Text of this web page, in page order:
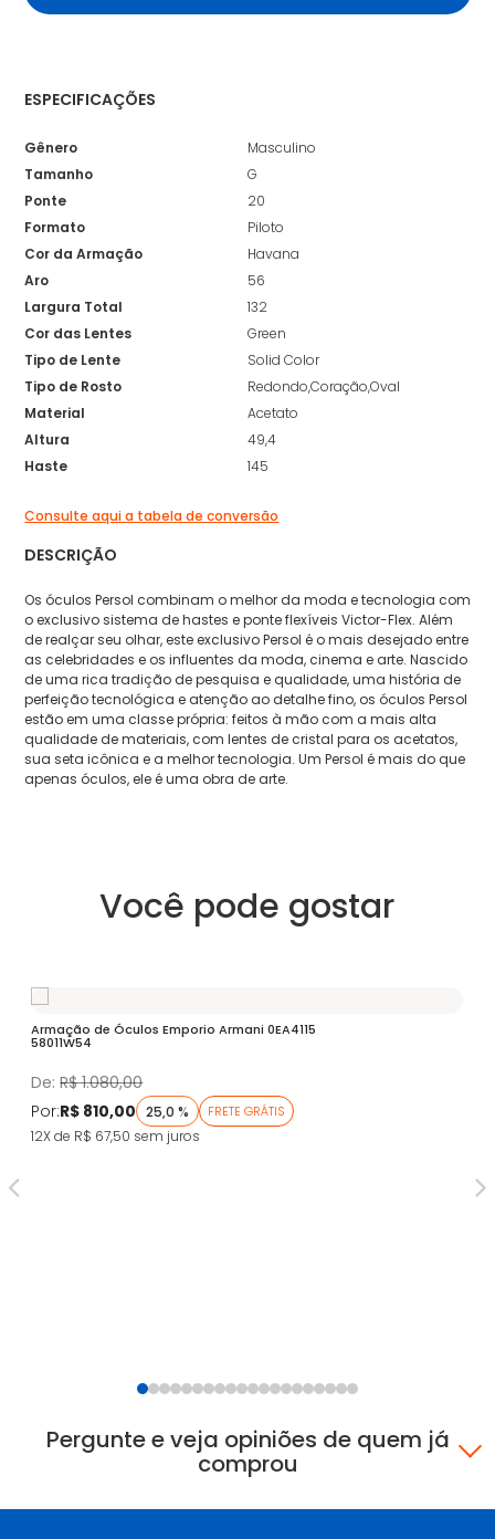
ESPECIFICAÇÕES
Gênero
Masculino
Tamanho
G
Ponte
20
Formato
Piloto
Cor da Armação
Havana
Aro
56
Largura Total
132
Cor das Lentes
Green
Tipo de Lente
Solid Color
Tipo de Rosto
Redondo,Coração,Oval
Material
Acetato
Altura
49,4
Haste
145
Consulte aqui a tabela de conversão
DESCRIÇÃO
Os óculos Persol combinam o melhor da moda e tecnologia com
o exclusivo sistema de hastes e ponte flexíveis Victor-Flex. Além
de realçar seu olhar, este exclusivo Persol é o mais desejado entre
as celebridades e os influentes da moda, cinema e arte. Nascido
de uma rica tradição de pesquisa e qualidade, uma história de
perfeição tecnológica e atenção ao detalhe fino, os óculos Persol
estão em uma classe própria: feitos à mão com a mais alta
qualidade de materiais, com lentes de cristal para os acetatos,
sua seta icônica e a melhor tecnologia. Um Persol é mais do que
apenas óculos, ele é uma obra de arte.
Você pode gostar
Armação de Óculos Emporio Armani 0EA4115
58011W54
De:R$ 1.080,00
Por:R$ 810,00 25,0 % FRETE GRÁTIS
12X de R$ 67,50 sem juros
Pergunte e veja opiniões de quem já
comprou